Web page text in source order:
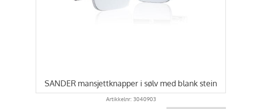
SANDER mansjettknapper i sølv med blank stein
Artikkelnr: 3040903